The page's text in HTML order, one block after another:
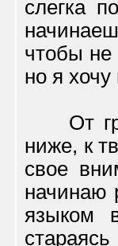
слегка
чтобы не
но я
От
ниже, к
свое
начинаю
языком